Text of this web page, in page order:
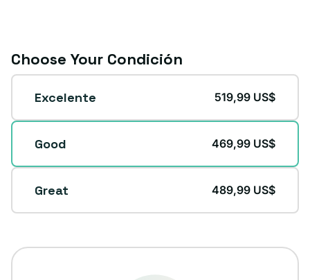
Choose Your Condición
Condición
Excelente 519,99 US$
Good 469,99 US$
Great 489,99 US$